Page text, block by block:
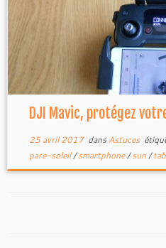
DJI Mavic, protégez
25 avril 2017dans Astuces
pare-soleil/smartphone/sun/